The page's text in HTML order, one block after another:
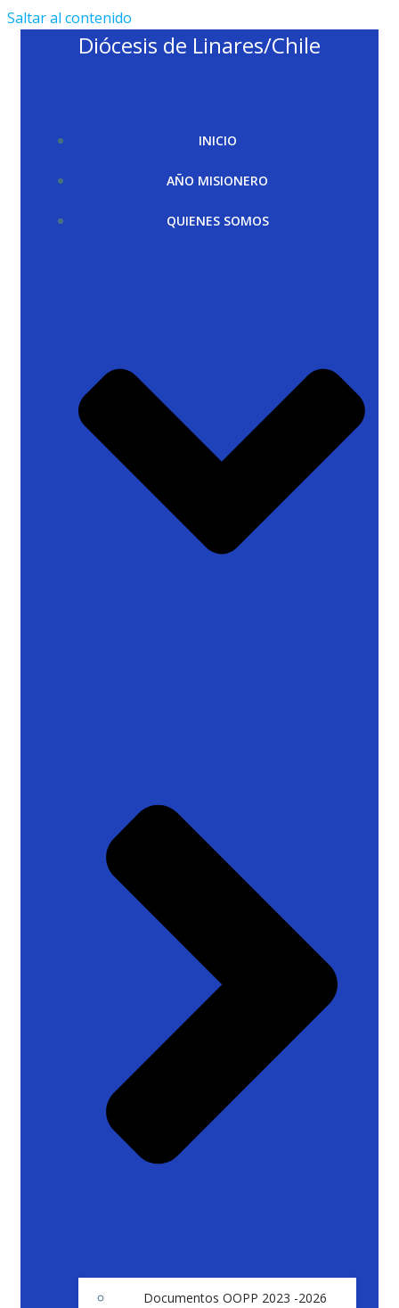
Saltar al contenido
Diócesis de Linares/Chile
INICIO
AÑO MISIONERO
QUIENES SOMOS
Documentos OOPP 2023 -2026